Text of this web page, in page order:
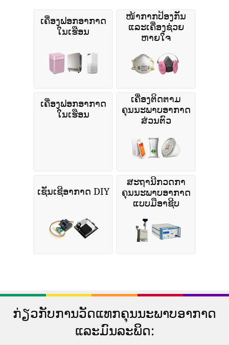
ເຄື່ອງຟອກອາກາດ
ໃນເຮືອນ
ໜ້າກາກປ້ອງກັນ
ແລະເຄື່ອງຊ່ວຍ
ຫາຍໃຈ
ເຄື່ອງຟອກອາກາດ
ໃນເຮືອນ
ເຄື່ອງຕິດຕາມ
ຄຸນນະພາບອາກາດ
ສ່ວນຕົວ
ເຊັນເຊີອາກາດ DIY
ສະຖານີກວດກາ
ຄຸນນະພາບອາກາດ
ແບບມືອາຊີບ
ກ່ຽວກັບການວັດແທກຄຸນນະພາບອາກາດ
ແລະມົນລະພິດ: